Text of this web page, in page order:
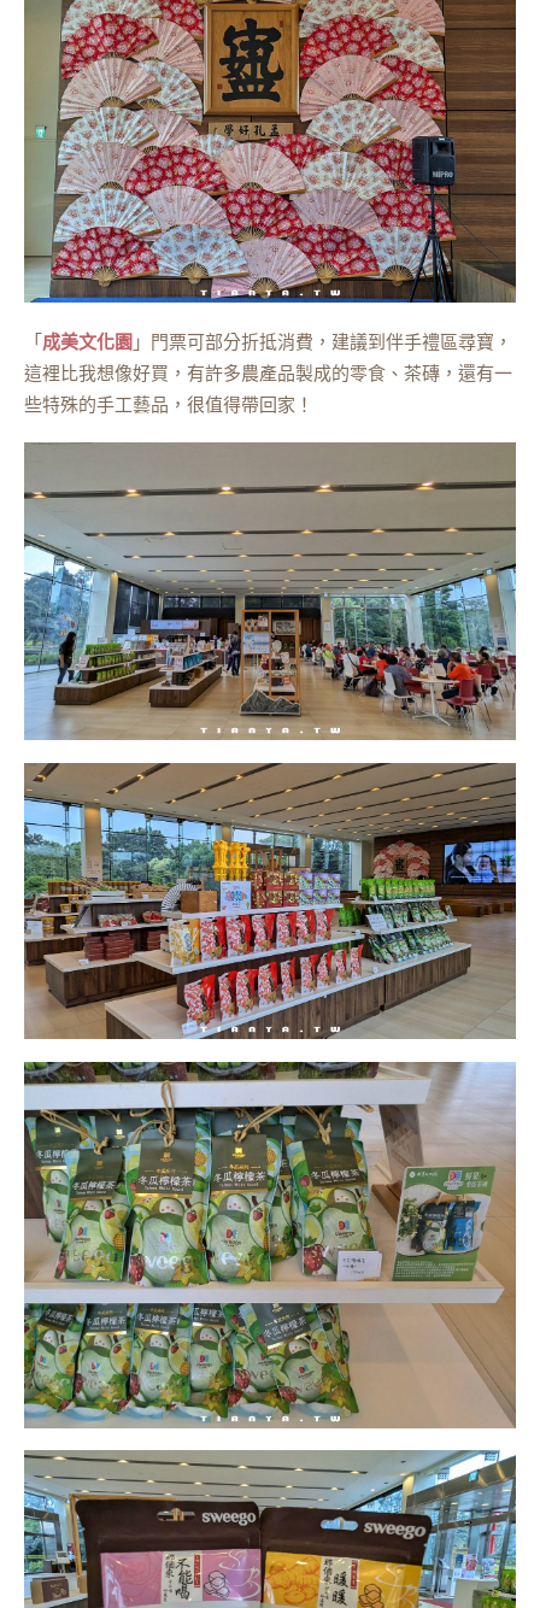
「成美文化園 」門票可部分折抵消費，建議到伴手禮區尋寶，
這裡比我想像好買，有許多農產品製成的零食、茶磚，還有一
些特殊的手工藝品，很值得帶回家！